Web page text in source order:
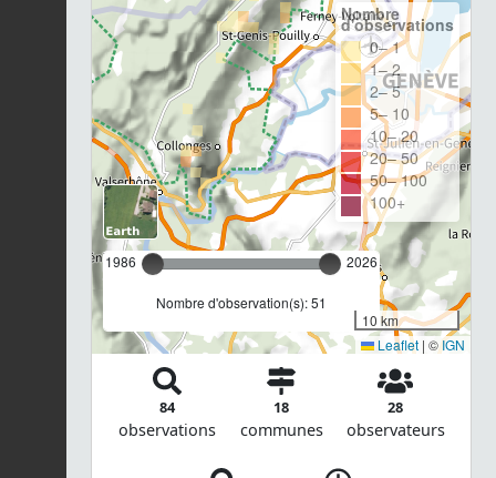
1986 2026
Nombre d'observation(s): 51
Nombre
d'observations
0– 1
1– 2
2– 5
5– 10
10– 20
20– 50
50– 100
100+
10 km
Leaflet | ©IGN
84
observations
18
communes
28
observateurs